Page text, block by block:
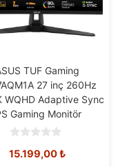
TUF Gaming
27 inç 260Hz
WQHD Adaptive Sync
Gaming Monitör
o
15.199,00₺